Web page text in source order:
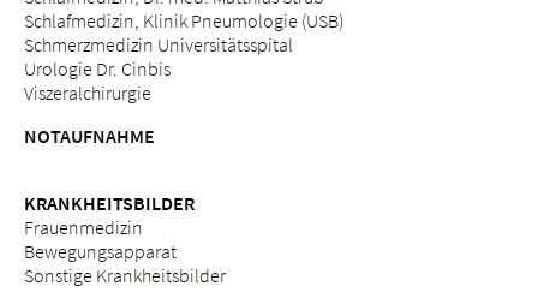
Schlafmedizin, Klinik Pneumologie (USB)
Schmerzmedizin Universitätsspital
Urologie Dr. Cinbis
Viszeralchirurgie
NOTAUFNAHME
KRANKHEITSBILDER
Frauenmedizin
Bewegungsapparat
Sonstige Krankheitsbilder